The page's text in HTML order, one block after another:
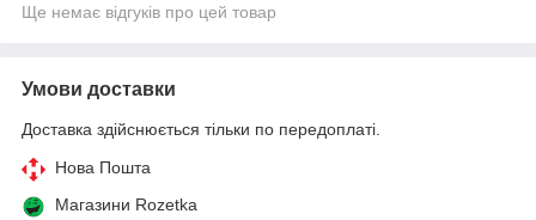
Ще немає відгуків про цей товар
Умови доставки
Доставка здійснюється тільки по передоплаті.
Нова Пошта
Магазини Rozetka